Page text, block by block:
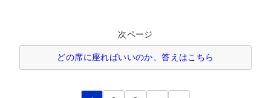
次ページ
どの席に座ればいいのか、答えはこちら